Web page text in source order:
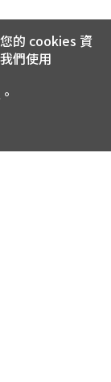
的 cookies 資
們使用